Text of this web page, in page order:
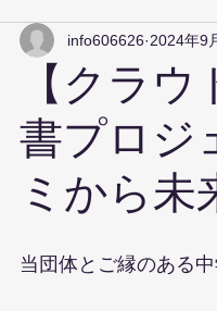
【クラ
書プロジ
ミから未
info606626 2024年9
当団体とご縁のある